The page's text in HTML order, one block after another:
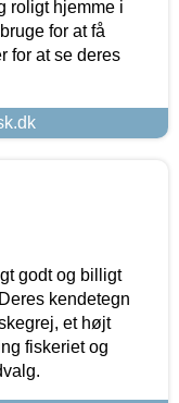
roligt hjemme i
for at få
for at se deres
godt og billigt
kendetegn
et højt
fiskeriet og